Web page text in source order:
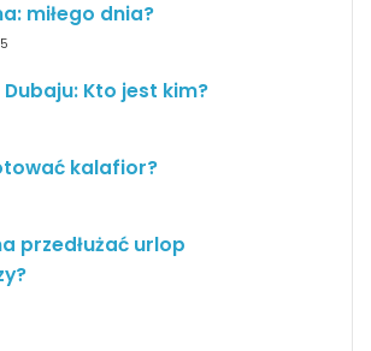
miłego dnia?
Dubaju: Kto jest kim?
kalafior?
przedłużać urlop